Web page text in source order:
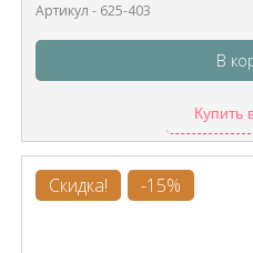
Артикул - 625-403
В
Купить
Скидка! -15%